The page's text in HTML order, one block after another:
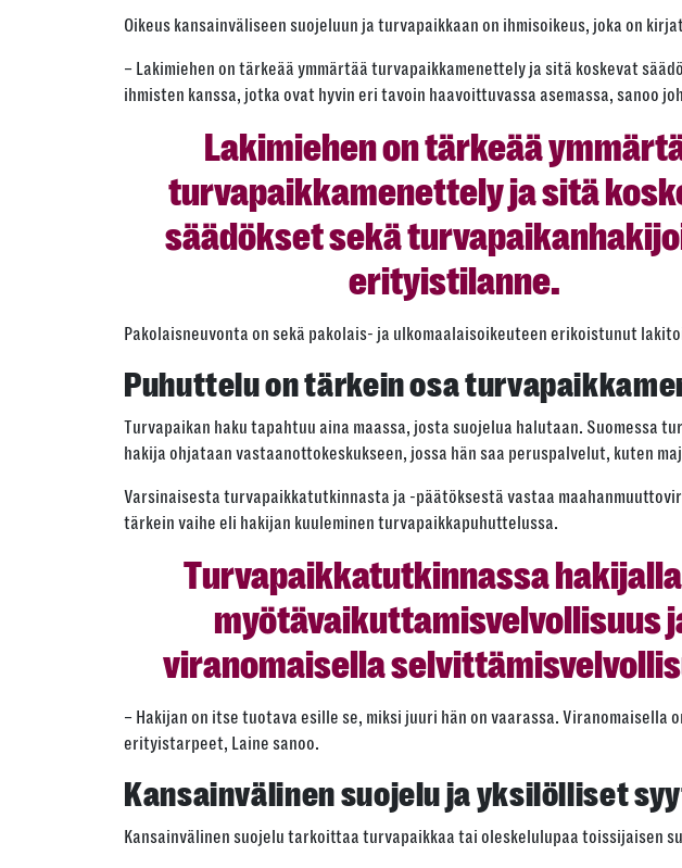
Jaa
Oikeus kansainväliseen suojeluun ja turvapaikkaan on ihmisoikeus, joka on
– Lakimiehen on tärkeää ymmärtää turvapaikkamenettely ja sitä koskevat
ihmisten kanssa, jotka ovat hyvin eri tavoin haavoittuvassa asemassa, sanoo
Lakimiehen on tärkeää
turvapaikkamenettely ja sitä
säädökset sekä
erityistilanne.
Pakolaisneuvonta on sekä pakolais- ja ulkomaalaisoikeuteen erikoistunut
Puhuttelu on tärkein osa
Turvapaikan haku tapahtuu aina maassa, josta suojelua halutaan.
hakija ohjataan vastaanottokeskukseen, jossa hän saa peruspalvelut, kuten
Varsinaisesta turvapaikkatutkinnasta ja -päätöksestä vastaa
tärkein vaihe eli hakijan kuuleminen turvapaikkapuhuttelussa.
Turvapaikkatutkinnassa
myötävaikuttamisvelvollisuus
viranomaisella
– Hakijan on itse tuotava esille se, miksi juuri hän on vaarassa.
erityistarpeet, Laine sanoo.
Kansainvälinen suojelu ja yksilölliset
Kansainvälinen suojelu tarkoittaa turvapaikkaa tai oleskelulupaa toissijaisen